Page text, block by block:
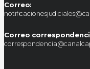
Correo:
Correo